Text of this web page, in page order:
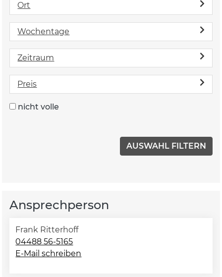
Ort
Wochentage
Zeitraum
Preis
nicht volle
Ansprechperson
Frank Ritterhoff
04488 56-5165
E-Mail schreiben